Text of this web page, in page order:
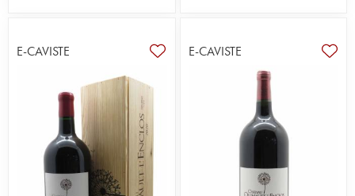
E-CAVISTE E-CAVISTE